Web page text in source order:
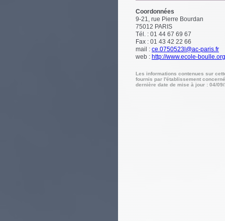
Coordonnées
9-21, rue Pierre Bourdan
75012 PARIS
Tél. : 01 44 67 69 67
Fax : 01 43 42 22 66
mail : ce.0750523l@ac-paris.fr
web : http://www.ecole-boulle.org
Les informations contenues sur
fournis par l'établissement
dernière date de mise à jour : 04/